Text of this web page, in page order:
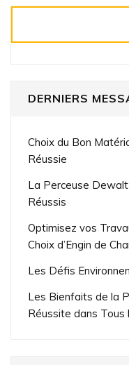
DERNIERS
Choix du Bon
Réussie
La Perceuse
Réussis
Optimisez vos
Choix d’Engin de
Les Défis
Les Bienfaits de la
Réussite dans Tous